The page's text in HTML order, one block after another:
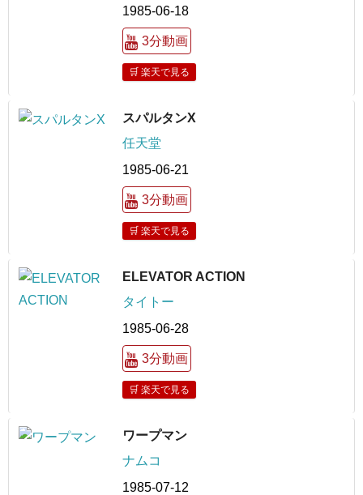
1985-06-18
3分動画
🛒 楽天で見る
スパルタンX
任天堂
1985-06-21
3分動画
🛒 楽天で見る
ELEVATOR ACTION
タイトー
1985-06-28
3分動画
🛒 楽天で見る
ワープマン
ナムコ
1985-07-12